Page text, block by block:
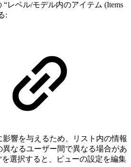
“レベル/モデル内のアイテム (Items
:
響を与えるため、リスト内の情報
なるユーザー間で異なる場合があ
を選択すると、ビューの設定を編集